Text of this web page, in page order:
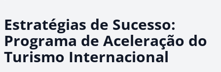
Estratégias de Sucesso:
Programa de Aceleração do
Turismo Internacional